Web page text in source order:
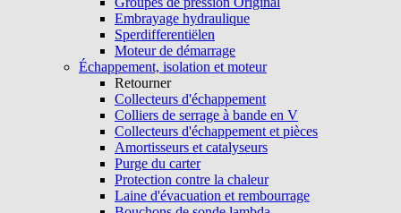
Embrayage hydraulique
Sperdifferentiëlen
Moteur de démarrage
Échappement, isolation et moteur
Retourner
Collecteurs d'échappement
Colliers de serrage à bande en V
Collecteurs d'échappement et pièces
Amortisseurs et catalyseurs
Purge du carter
Protection contre la chaleur
Laine d'évacuation et rembourrage